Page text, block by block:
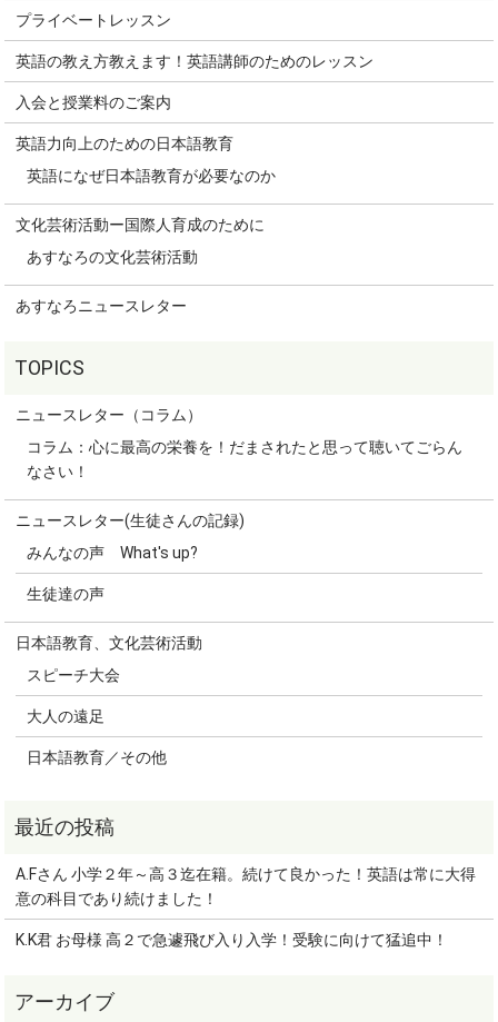
プライベートレッスン
英語の教え方教えます！英語講師のためのレッスン
入会と授業料のご案内
英語力向上のための日本語教育
英語になぜ日本語教育が必要なのか
文化芸術活動ー国際人育成のために
あすなろの文化芸術活動
あすなろニュースレター
ニュースレター（コラム）
コラム：心に最高の栄養を！だまされたと思って聴いてごらん
なさい！
ニュースレター(生徒さんの記録)
みんなの声 What's up?
生徒達の声
日本語教育、文化芸術活動
スピーチ大会
大人の遠足
日本語教育／その他
A.Fさん 小学２年～高３迄在籍。続けて良かった！英語は常に大得
意の科目であり続けました！
K.K君 お母様 高２で急遽飛び入り入学！受験に向けて猛追中！